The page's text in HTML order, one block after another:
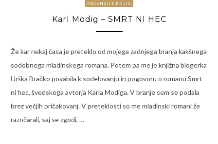
RECENZIJE KNJIG
Karl Modig – SMRT NI HEC
Že kar nekaj časa je preteklo od mojega zadnjega branja kakšnega
sodobnega mladinskega romana. Potem pa me je knjižna blogerka
Urška Bračko povabila k sodelovanju in pogovoru o romanu Smrt
ni hec, švedskega avtorja Karla Modiga. V branje sem se podala
brez večjih pričakovanj. V preteklosti so me mladinski romani že
razočarali, saj se zgodi, …